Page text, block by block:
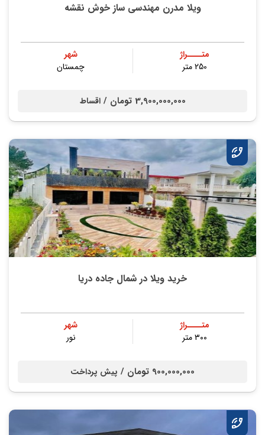
ویلا مدرن مهندسی ساز خوش نقشه
متــــراژ
250 متر
شهر
چمستان
3,900,000,000 تومان / اقساط
خرید ویلا در شمال جاده دریا
متــــراژ
۳۰۰ متر
شهر
نور
900,000,000 تومان / پیش پرداخت